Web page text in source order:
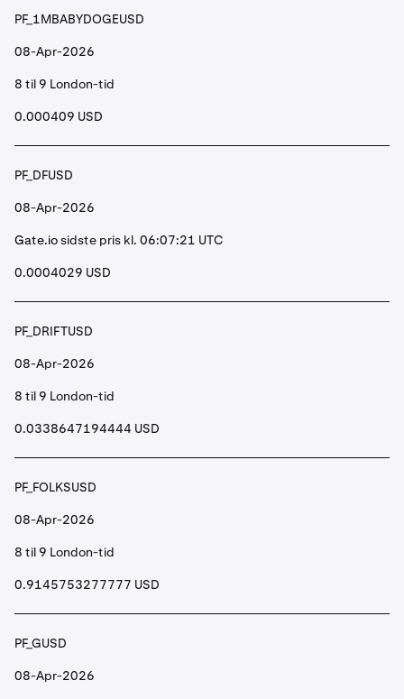
PF_1MBABYDOGEUSD
08-Apr-2026
8 til 9 London-tid
0.000409 USD
PF_DFUSD
08-Apr-2026
Gate.iosidste pris kl. 06:07:21 UTC
0.0004029 USD
PF_DRIFTUSD
08-Apr-2026
8 til 9 London-tid
0.0338647194444 USD
PF_FOLKSUSD
08-Apr-2026
8 til 9 London-tid
0.9145753277777 USD
PF_GUSD
08-Apr-2026